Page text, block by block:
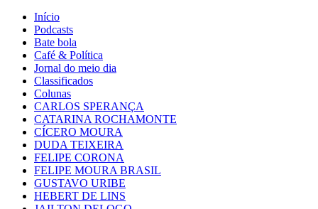
Início
Podcasts
Bate bola
Café & Política
Jornal do meio dia
Classificados
Colunas
CARLOS SPERANÇA
CATARINA ROCHAMONTE
CÍCERO MOURA
DUDA TEIXEIRA
FELIPE CORONA
FELIPE MOURA BRASIL
GUSTAVO URIBE
HEBERT DE LINS